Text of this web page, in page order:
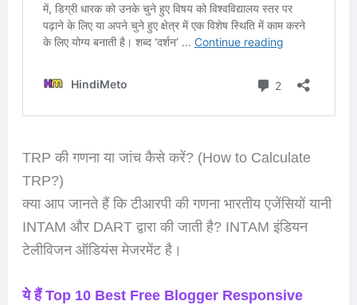
TRP की गणना या जांच कैसे करें? (How to Calculate
TRP?)
क्या आप जानते हैं कि टीआरपी की गणना भारतीय एजेंसियों यानी
INTAM और DART द्वारा की जाती है? INTAM इंडियन
टेलीविजन ऑडियंस मेजरमेंट है।
ये हैं Top 10 Best Free Blogger Responsive